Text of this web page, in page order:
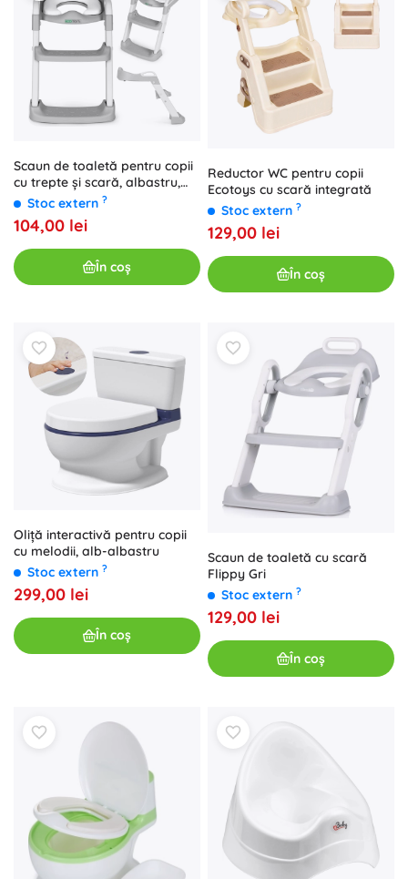
Scaun de toaletă pentru copii
cu trepte și scară, albastru,
ECOTOYS
Stoc extern ?
104,00 lei
În coș
Reductor WC pentru copii
Ecotoys cu scară integrată
Stoc extern ?
129,00 lei
În coș
Oliță interactivă pentru copii
cu melodii, alb-albastru
Stoc extern ?
299,00 lei
În coș
Scaun de toaletă cu scară
Flippy Gri
Stoc extern ?
129,00 lei
În coș